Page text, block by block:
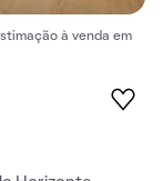
à venda em